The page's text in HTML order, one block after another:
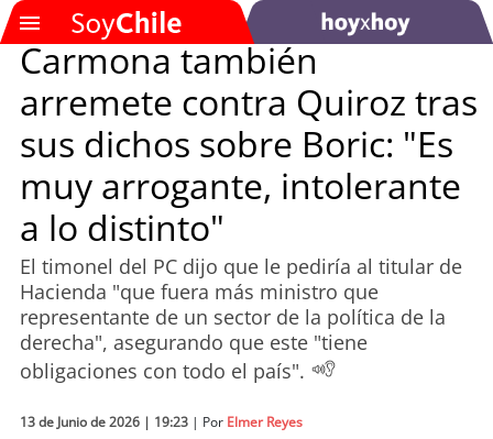
SOYTV
Podcast
Actualidad
Entretención
Economía
Carmona también
arremete contra Quiroz tras
sus dichos sobre Boric: "Es
muy arrogante, intolerante
a lo distinto"
El timonel del PC dijo que le pediría al titular de
Hacienda "que fuera más ministro que
representante de un sector de la política de la
derecha", asegurando que este "tiene
obligaciones con todo el país".
13 de Junio de 2026 | 19:23 | Por Elmer Reyes